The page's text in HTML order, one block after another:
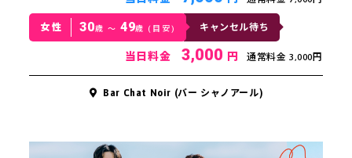
女性 30歳 〜 49歳 (目安) キャンセル待ち
当日料金 3,000 円 通常料金 3,000円
Bar Chat Noir (バー シャノアール)